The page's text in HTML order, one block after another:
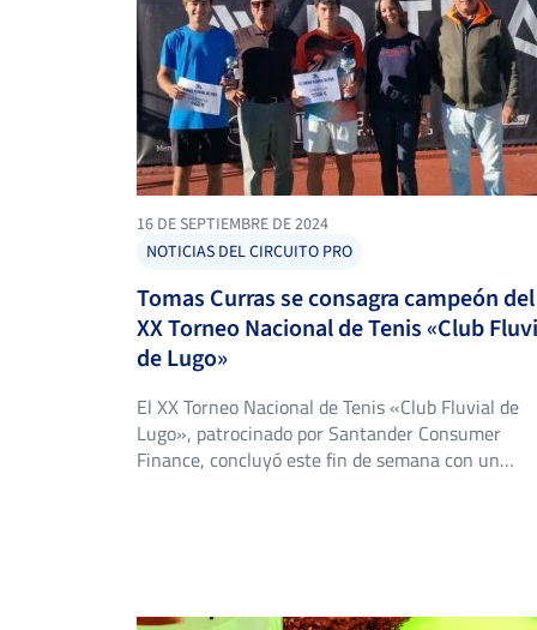
16 DE SEPTIEMBRE DE 2024
NOTICIAS DEL CIRCUITO PRO
Tomas Curras se consagra campeón del
XX Torneo Nacional de Tenis «Club
de Lugo»
El XX Torneo Nacional de Tenis «Club Fluvial de
Lugo», patrocinado por Santander Consumer
Finance, concluyó este fin de semana con un